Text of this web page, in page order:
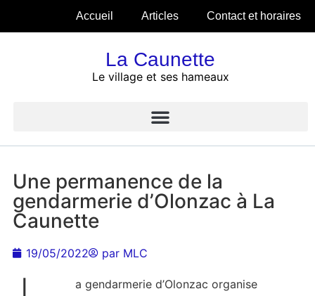
Accueil Articles Contact et horaires
La Caunette
Le village et ses hameaux
Une permanence de la
gendarmerie d’Olonzac à La
Caunette
19/05/2022 parMLC
a gendarmerie d’Olonzac organise